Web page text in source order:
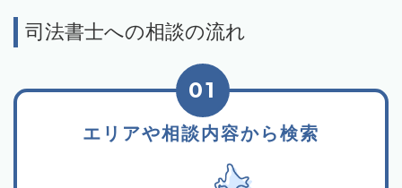
司法書士への相談の流れ
エリアや相談内容から検索
01